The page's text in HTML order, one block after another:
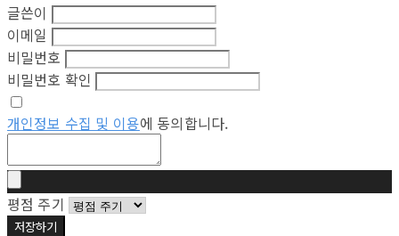
글쓴이
이메일
비밀번호
비밀번호 확인
개인정보 수집 및 이용에 동의합니다.
평점 주기
저장하기